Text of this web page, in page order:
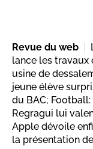
Revue du web
lance les
usine de
jeune élève
du BAC;
Regragui lui
Apple dévoile
la présentation